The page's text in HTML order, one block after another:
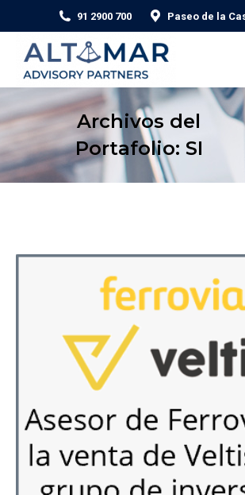
91 2900 700 Paseo de la
Archivos del
Portafolio: SI